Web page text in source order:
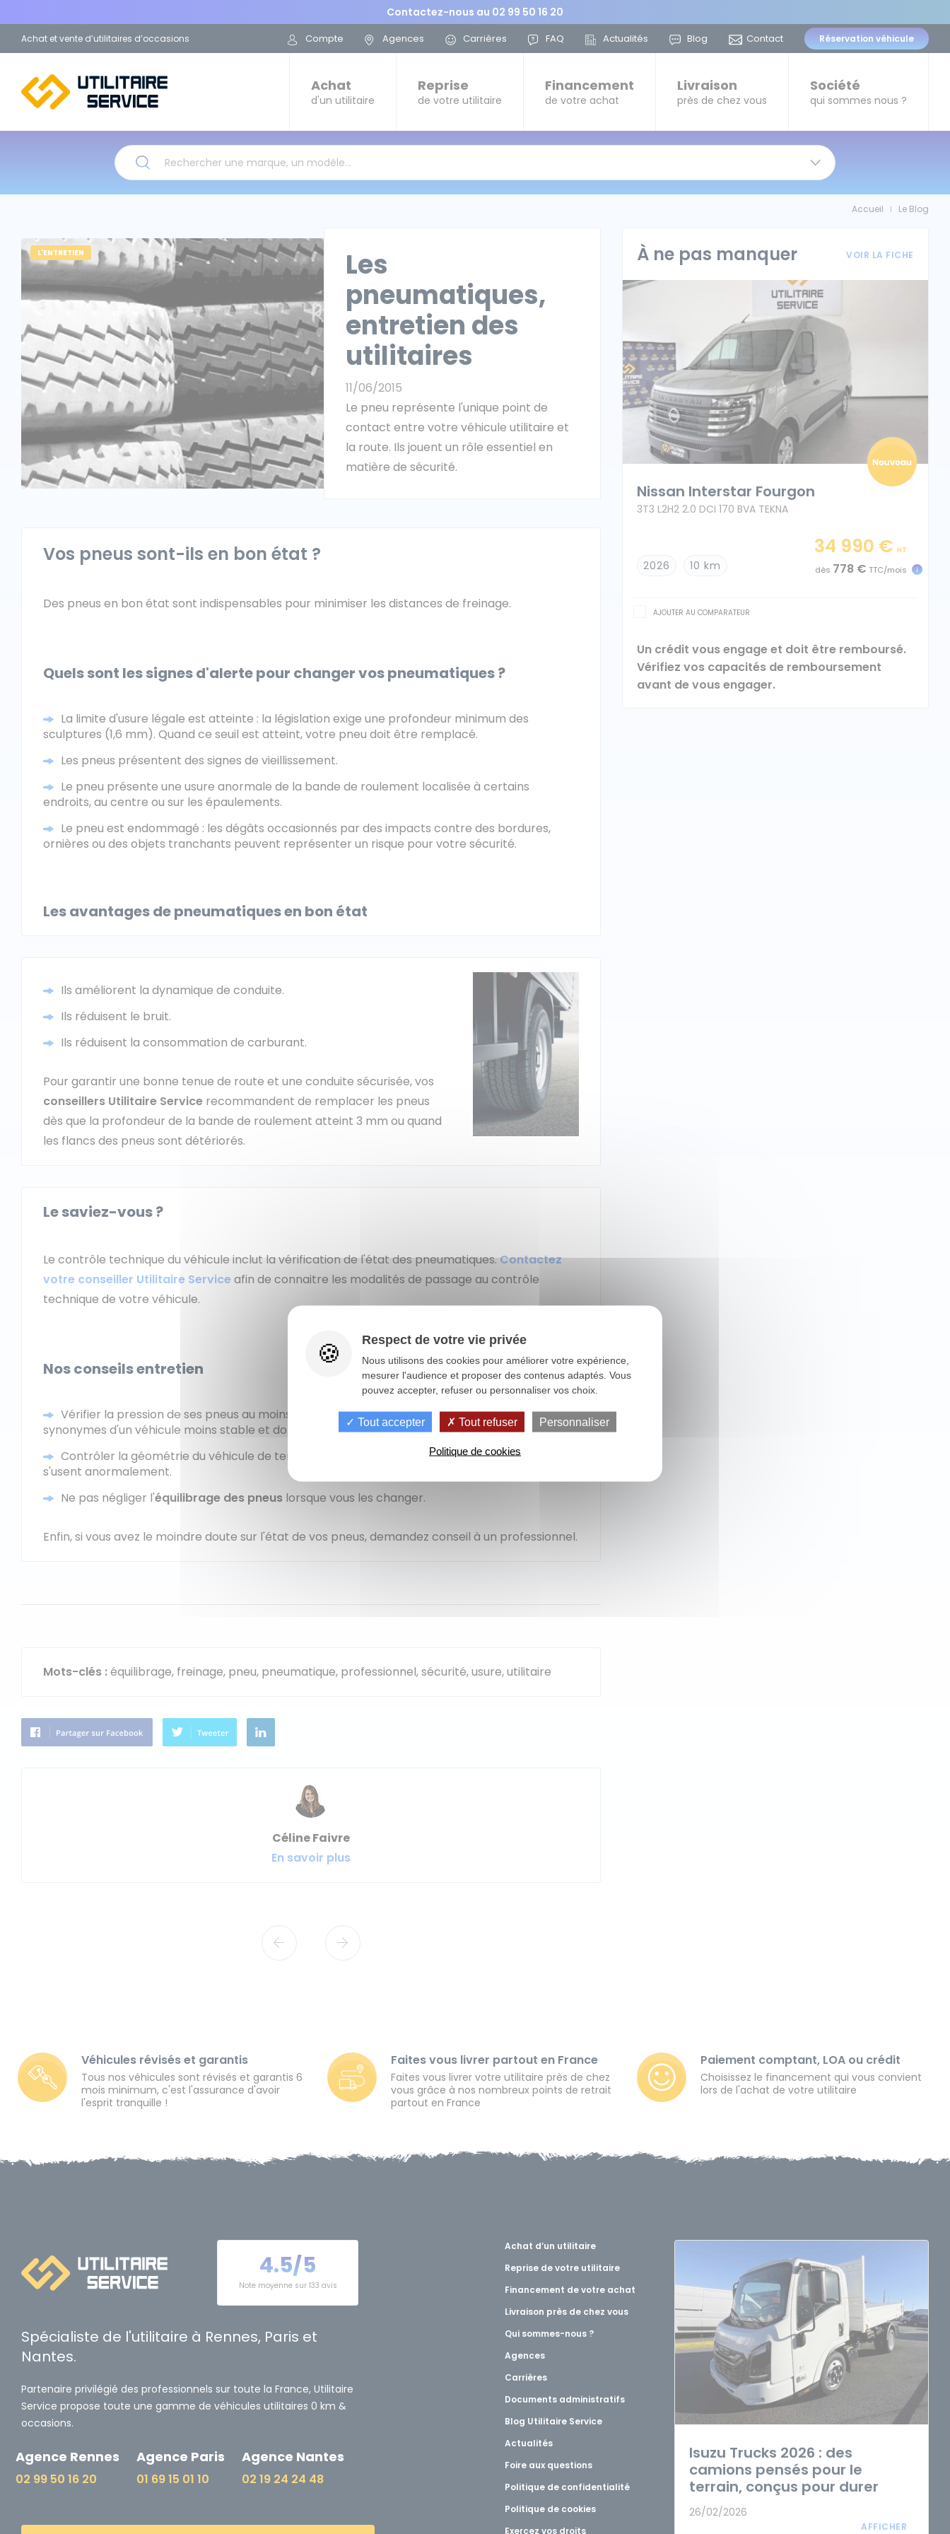
Contactez-nous au 02 99 50 16 20
Achat et vente d’utilitaires d’occasions Compte Agences Carrières FAQ Actualités Blog Contact Réservation véhicule
Achat
d'un utilitaire
Reprise
de votre utilitaire
Financement
de votre achat
Livraison
près de chez vous
Société
qui sommes nous ?
Rechercher une marque, un modèle…
Accueil Le Blog
Les
pneumatiques,
entretien des
utilitaires
11/06/2015
Le pneu représente l'unique point de
contact entre votre véhicule utilitaire et
la route. Ils jouent un rôle essentiel en
matière de sécurité.
L'ENTRETIEN
Vos pneus sont-ils en bon état ?
Des pneus en bon état sont indispensables pour minimiser les distances de freinage.
Quels sont les signes d'alerte pour changer vos pneumatiques ?
La limite d'usure légale est atteinte : la législation exige une profondeur minimum des
sculptures (1,6 mm). Quand ce seuil est atteint, votre pneu doit être remplacé.
Les pneus présentent des signes de vieillissement.
Le pneu présente une usure anormale de la bande de roulement localisée à certains
endroits, au centre ou sur les épaulements.
Le pneu est endommagé : les dégâts occasionnés par des impacts contre des bordures,
ornières ou des objets tranchants peuvent représenter un risque pour votre sécurité.
Les avantages de pneumatiques en bon état
Ils améliorent la dynamique de conduite.
Ils réduisent le bruit.
Ils réduisent la consommation de carburant.
Pour garantir une bonne tenue de route et une conduite sécurisée, vos
conseillers Utilitaire Service recommandent de remplacer les pneus
dès que la profondeur de la bande de roulement atteint 3 mm ou quand
les flancs des pneus sont détériorés.
Le saviez-vous ?
Le contrôle technique du véhicule inclut la vérification de l'état des pneumatiques.Contactez
votre conseiller Utilitaire Service afin de connaitre les modalités de passage au contrôle
technique de votre véhicule.
Nos conseils entretien
Vérifier la pression de ses pneus au moins une fois par mois. Des pneus sous-gonflés sont
synonymes d'un véhicule moins stable et donc plus difficile à contrôler.
Contrôler la géométrie du véhicule de temps en temps pour éviter que les pneumatiques ne
s'usent anormalement.
Ne pas négliger l'équilibrage des pneus lorsque vous les changer.
Enfin, si vous avez le moindre doute sur l'état de vos pneus, demandez conseil à un professionnel.
Mots-clés :équilibrage, freinage, pneu, pneumatique, professionnel, sécurité,usure,utilitaire
Céline Faivre
En savoir plus
À ne pas manquer VOIR LA FICHE
Nissan Interstar Fourgon
3T3 L2H2 2.0 DCI 170 BVA TEKNA
2026 10 km
34 990 € HT
dès 778 € TTC/mois
AJOUTER AU COMPARATEUR
Un crédit vous engage et doit être remboursé.
Vérifiez vos capacités de remboursement
avant de vous engager.
Véhicules révisés et garantis
Tous nos véhicules sont révisés et garantis 6
mois minimum, c'est l'assurance d'avoir
l'esprit tranquille !
Faites vous livrer partout en France
Faites vous livrer votre utilitaire près de chez
vous grâce à nos nombreux points de retrait
partout en France
Paiement comptant, LOA ou crédit
Choisissez le financement qui vous convient
lors de l'achat de votre utilitaire
Achat d’un utilitaire
Reprise de votre utilitaire
Financement de votre achat
Livraison près de chez vous
Qui sommes-nous ?
Agences
Carrières
Documents administratifs
Blog Utilitaire Service
Actualités
Foire aux questions
Politique de confidentialité
Politique de cookies
Exercez vos droits
Isuzu Trucks 2026 : des
camions pensés pour le
terrain, conçus pour durer
26/02/2026
4.5/5
Note moyenne sur 133 avis
Spécialiste de l'utilitaire à Rennes, Paris et
Nantes.
Partenaire privilégié des professionnels sur toute la France, Utilitaire
Service propose toute une gamme de véhicules utilitaires 0 km &
occasions.
Agence Rennes
02 99 50 16 20
Agence Paris
01 69 15 01 10
Agence Nantes
02 19 24 24 48
Respect de votre vie privée
Nous utilisons des cookies pour améliorer votre expérience,
mesurer l'audience et proposer des contenus adaptés. Vous
pouvez accepter, refuser ou personnaliser vos choix.
Tout accepter Tout refuser Personnaliser
Politique de cookies